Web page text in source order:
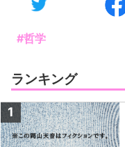
#哲学
ランキング
1